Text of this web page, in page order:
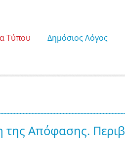
Τύπου Δημόσιος Λόγος
Απόφασης.